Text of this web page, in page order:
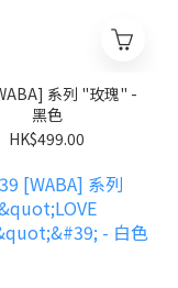
黑色
HK$499.00